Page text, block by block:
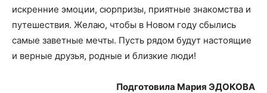
искренние эмоции, сюрпризы, приятные знакомства и
путешествия. Желаю, чтобы в Новом году сбылись
самые заветные мечты. Пусть рядом будут настоящие
и верные друзья, родные и близкие люди!
Подготовила Мария ЭДОКОВА